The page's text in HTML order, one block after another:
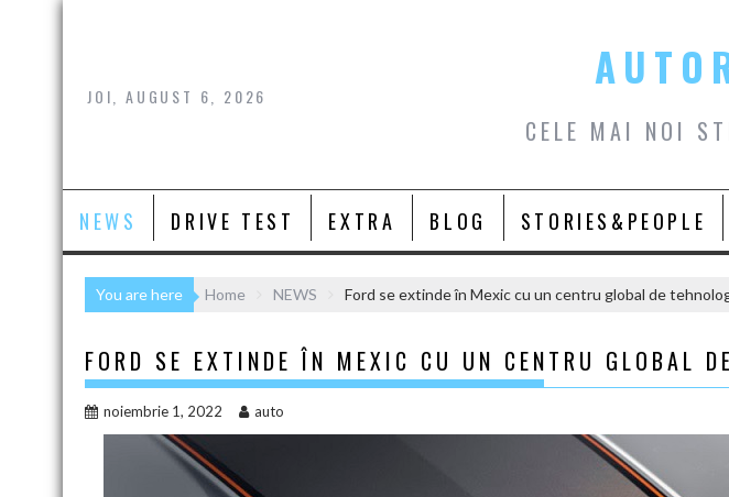
Skip
JOI, AUGUST 6, 2026
CELE MAI NOI
NEWS DRIVE TEST EXTRA BLOG STORIES&PEOPLE
You are here Home NEWS Ford se extinde în Mexic cu un centru global de
FORD SE EXTINDE ÎN MEXIC CU UN CENTRU GLOBAL
noiembrie 1, 2022 auto